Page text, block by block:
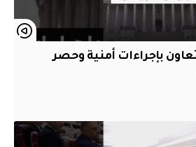
بإجراءات أمنية وحصر